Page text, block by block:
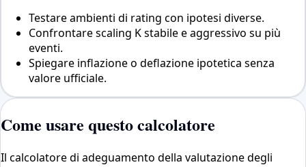
Testare ambienti di rating con ipotesi diverse.
Confrontare scaling K stabile e aggressivo su più
eventi.
Spiegare inflazione o deflazione ipotetica senza
valore ufficiale.
Come usare questo calcolatore
Il calcolatore di adeguamento della valutazione degli